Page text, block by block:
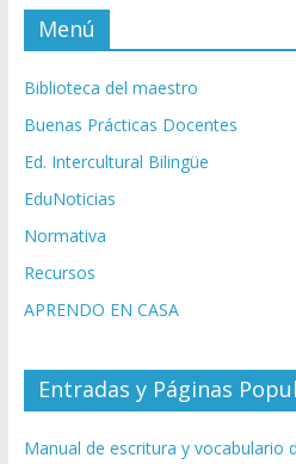
Menú
Biblioteca del maestro
Buenas Prácticas Docentes
Ed. Intercultural Bilingüe
EduNoticias
Normativa
Recursos
APRENDO EN CASA
Entradas y Páginas
Manual de escritura y vocabulario